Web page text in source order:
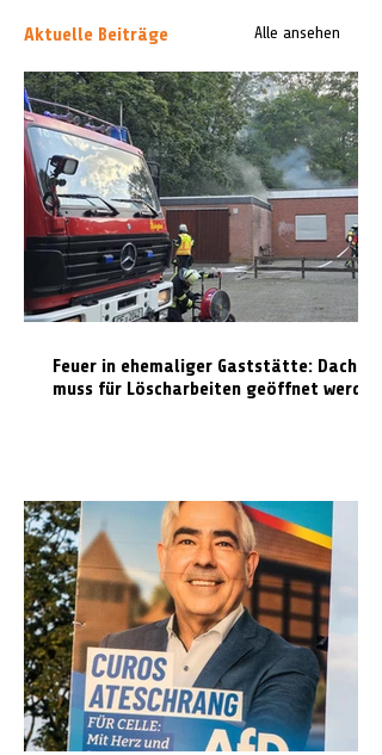
Aktuelle Beiträge Alle ansehen
Feuer in ehemaliger Gaststätte: Dach
muss für Löscharbeiten geöffnet werden